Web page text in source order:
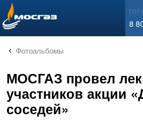
info@mos-gaz.ru
8
Фотоальбомы
МОСГАЗ провел
участников акции
соседей»